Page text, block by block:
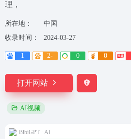
理，
所在地：
中国
收录时间：
2024-03-27
1 2- 0 0
打开网站
AI视频
BibiGPT · AI